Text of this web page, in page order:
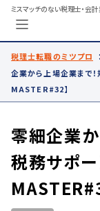
ミスマッチのない税理士・会
税理士転職のミツプロ
企業から上場企業まで
MASTER#32】
零細企業
税務サポー